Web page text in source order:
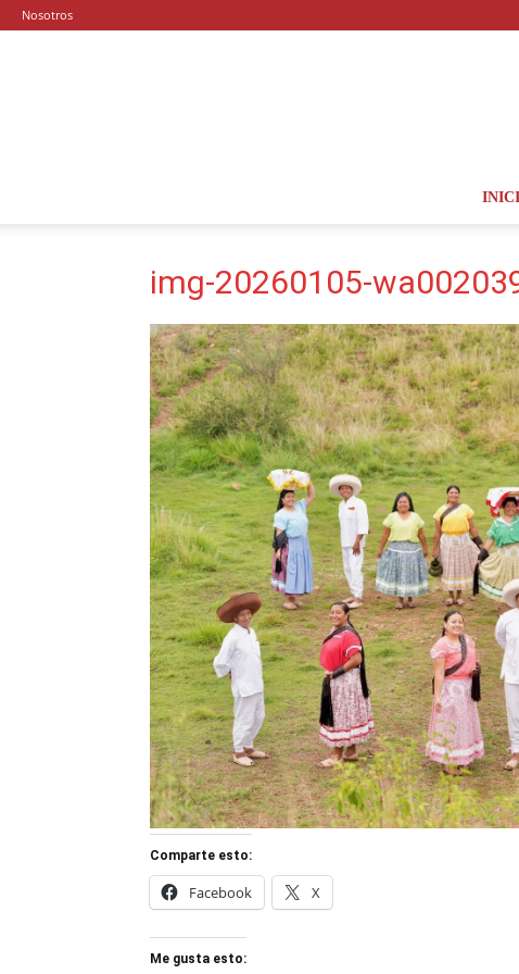
Nosotros
img-20260105-
Comparte esto:
Facebook X
Me gusta esto: